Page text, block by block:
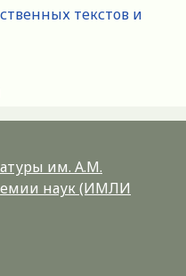
текстов и
им. А.М.
наук (ИМЛИ